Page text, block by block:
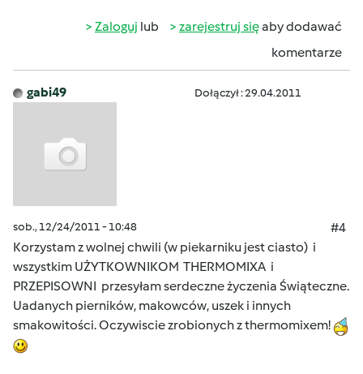
Zaloguj lub zarejestruj sięaby dodawać
komentarze
gabi49 Dołączył : 29.04.2011
sob., 12/24/2011 - 10:48
#4
Korzystam z wolnej chwili (w piekarniku jest ciasto) i
wszystkim UŻYTKOWNIKOM THERMOMIXA i
PRZEPISOWNI przesyłam serdeczne życzenia Świąteczne.
Uadanych pierników, makowców, uszek i innych
smakowitości. Oczywiscie zrobionych z thermomixem!